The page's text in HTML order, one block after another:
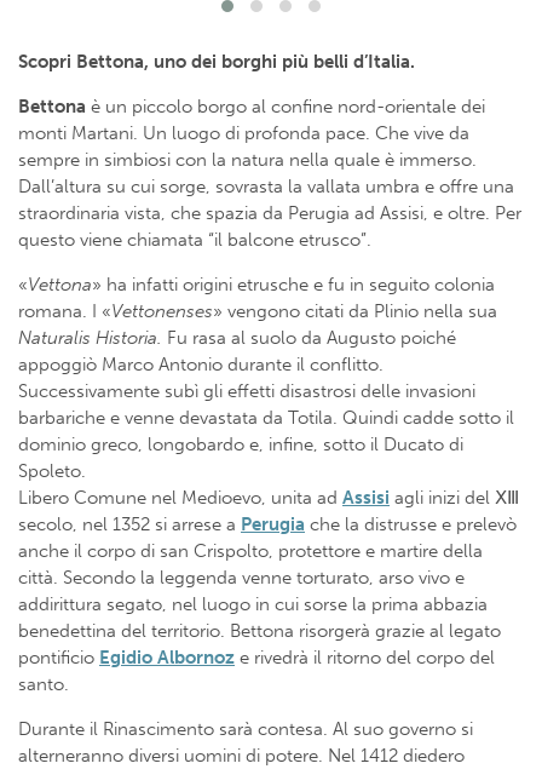
Scopri Bettona, uno dei borghi più belli d’Italia.
Bettona è un piccolo borgo al confine nord-orientale dei
monti Martani. Un luogo di profonda pace. Che vive da
sempre in simbiosi con la natura nella quale è immerso.
Dall’altura su cui sorge, sovrasta la vallata umbra e offre una
straordinaria vista, che spazia da Perugia ad Assisi, e oltre. Per
questo viene chiamata “il balcone etrusco”.
«Vettona» ha infatti origini etrusche e fu in seguito colonia
romana. I «Vettonenses» vengono citati da Plinio nella sua
Naturalis Historia. Fu rasa al suolo da Augusto poiché
appoggiò Marco Antonio durante il conflitto.
Successivamente subì gli effetti disastrosi delle invasioni
barbariche e venne devastata da Totila. Quindi cadde sotto il
dominio greco, longobardo e, infine, sotto il Ducato di
Spoleto.
Libero Comune nel Medioevo, unita ad Assisi agli inizi del ⅩⅢ
secolo, nel 1352 si arrese a Perugia che la distrusse e prelevò
anche il corpo di san Crispolto, protettore e martire della
città. Secondo la leggenda venne torturato, arso vivo e
addirittura segato, nel luogo in cui sorse la prima abbazia
benedettina del territorio. Bettona risorgerà grazie al legato
pontificio Egidio Albornoz e rivedrà il ritorno del corpo del
santo.
Durante il Rinascimento sarà contesa. Al suo governo si
alterneranno diversi uomini di potere. Nel 1412 diedero